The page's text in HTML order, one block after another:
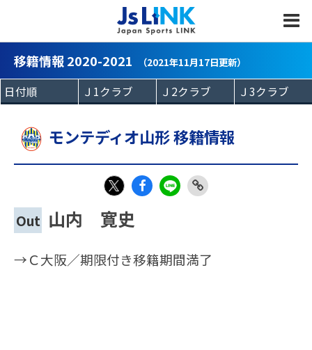
移籍情報 2020-2021 （2021年11月17日更新）
モンテディオ山形 移籍情報
k
Out 山内 寛史
→Ｃ大阪／期限付き移籍期間満了